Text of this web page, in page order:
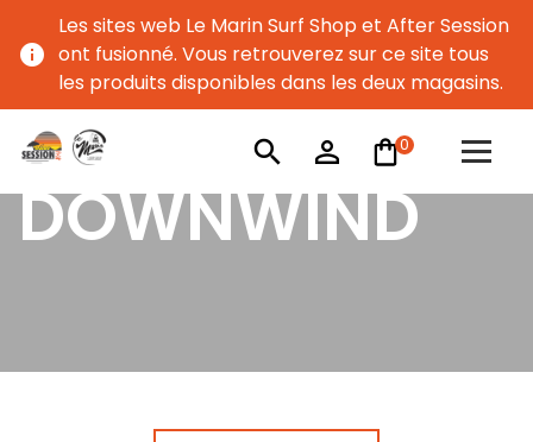
info
Les sites web Le Marin Surf Shop et After Session
ont fusionné. Vous retrouverez sur ce site tous
les produits disponibles dans les deux magasins.
search person_outline 0
DOWNWIND